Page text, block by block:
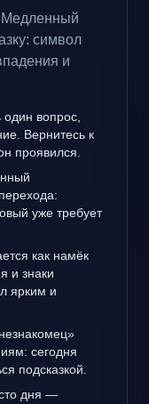
символ
и
один вопрос,
Вернитесь к
проявился.
уже требует
как намёк
и знаки
ярким и
сегодня
подсказкой.
дня —